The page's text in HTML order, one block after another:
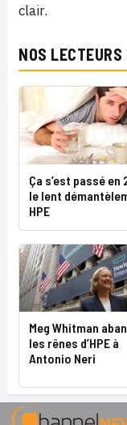
clair.
NOS
Ça s’est passé en
le lent
HPE
Meg Whitman
les rênes d’HPE à
Antonio Neri